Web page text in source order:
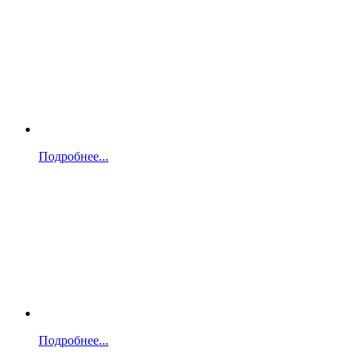
Подробнее...
Подробнее...